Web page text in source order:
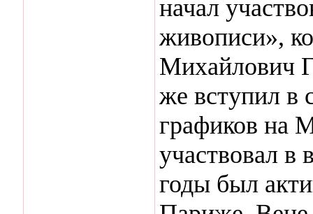
начал
живописи»,
Михайлович
же вступил в
графиков на
участвовал в
годы был